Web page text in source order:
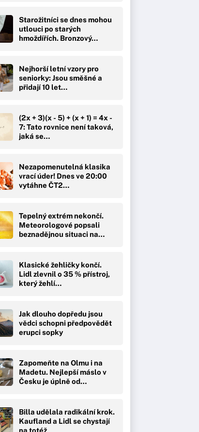
Starožitníci se dnes mohou
utlouci po starých
hmoždířích. Bronzový…
Nejhorší letní vzory pro
seniorky: Jsou směšné a
přidají 10 let…
(2x + 3)(x - 5) + (x + 1) = 4x -
7: Tato rovnice není taková,
jaká se…
Nezapomenutelná klasika
vrací úder! Dnes ve 20:00
vytáhne ČT2…
Tepelný extrém nekončí.
Meteorologové popsali
beznadějnou situaci na…
Klasické žehličky končí.
Lidl zlevnil o 35 % přístroj,
který žehlí…
Jak dlouho dopředu jsou
vědci schopni předpovědět
erupci sopky
Zapomeňte na Olmu i na
Madetu. Nejlepší máslo v
Česku je úplně od…
Billa udělala radikální krok.
Kaufland a Lidl se chystají
na totéž